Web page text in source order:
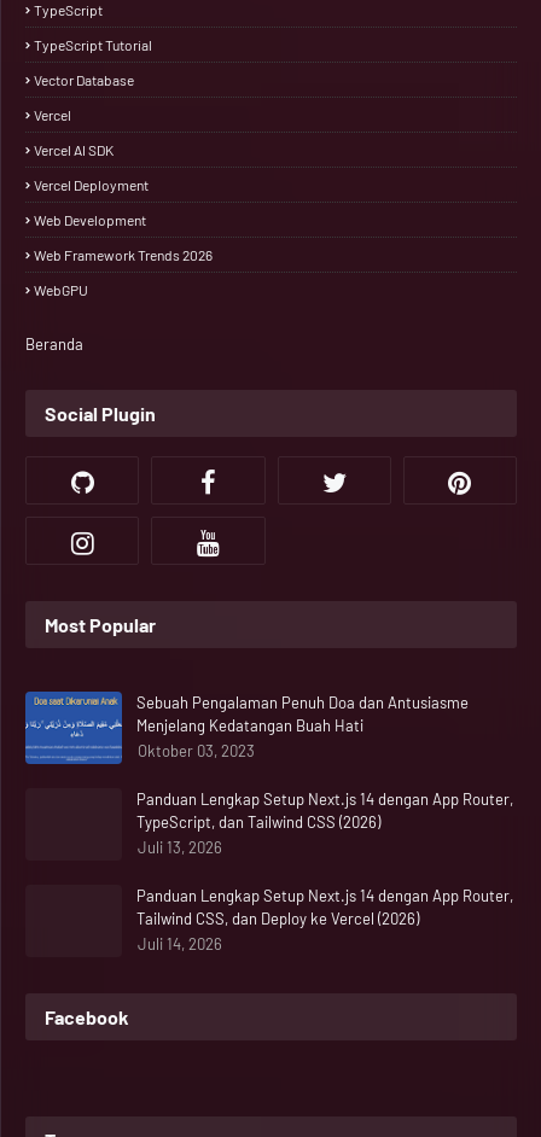
TypeScript
TypeScript Tutorial
Vector Database
Vercel
Vercel AI SDK
Vercel Deployment
Web Development
Web Framework Trends 2026
WebGPU
Beranda
Social Plugin
Most Popular
Sebuah Pengalaman Penuh Doa dan Antusiasme
Menjelang Kedatangan Buah Hati
Oktober 03, 2023
Panduan Lengkap Setup Next.js 14 dengan App Router,
TypeScript, dan Tailwind CSS (2026)
Juli 13, 2026
Panduan Lengkap Setup Next.js 14 dengan App Router,
Tailwind CSS, dan Deploy ke Vercel (2026)
Juli 14, 2026
Facebook